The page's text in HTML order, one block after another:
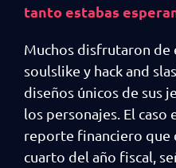
tanto estabas
Muchos disfrutaron de
soulslike y hack and
diseños únicos de sus
los personajes. El caso
reporte financiero que
cuarto del año fiscal,